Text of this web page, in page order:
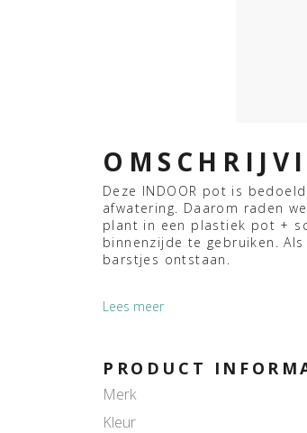
Deze INDOOR pot is
afwatering. Daarom raden
plant in een plastiek pot +
binnenzijde te gebruiken.
barstjes ontstaan.
Lees meer
PRODUCT
Merk
Kleur